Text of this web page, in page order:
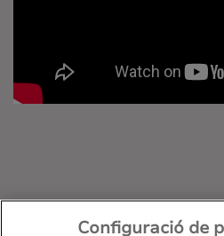
Configuració de